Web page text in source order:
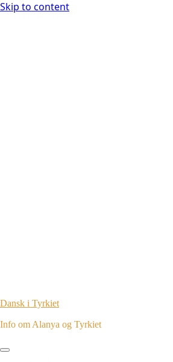
Skip to content
Dansk i Tyrkiet
Info om Alanya og Tyrkiet